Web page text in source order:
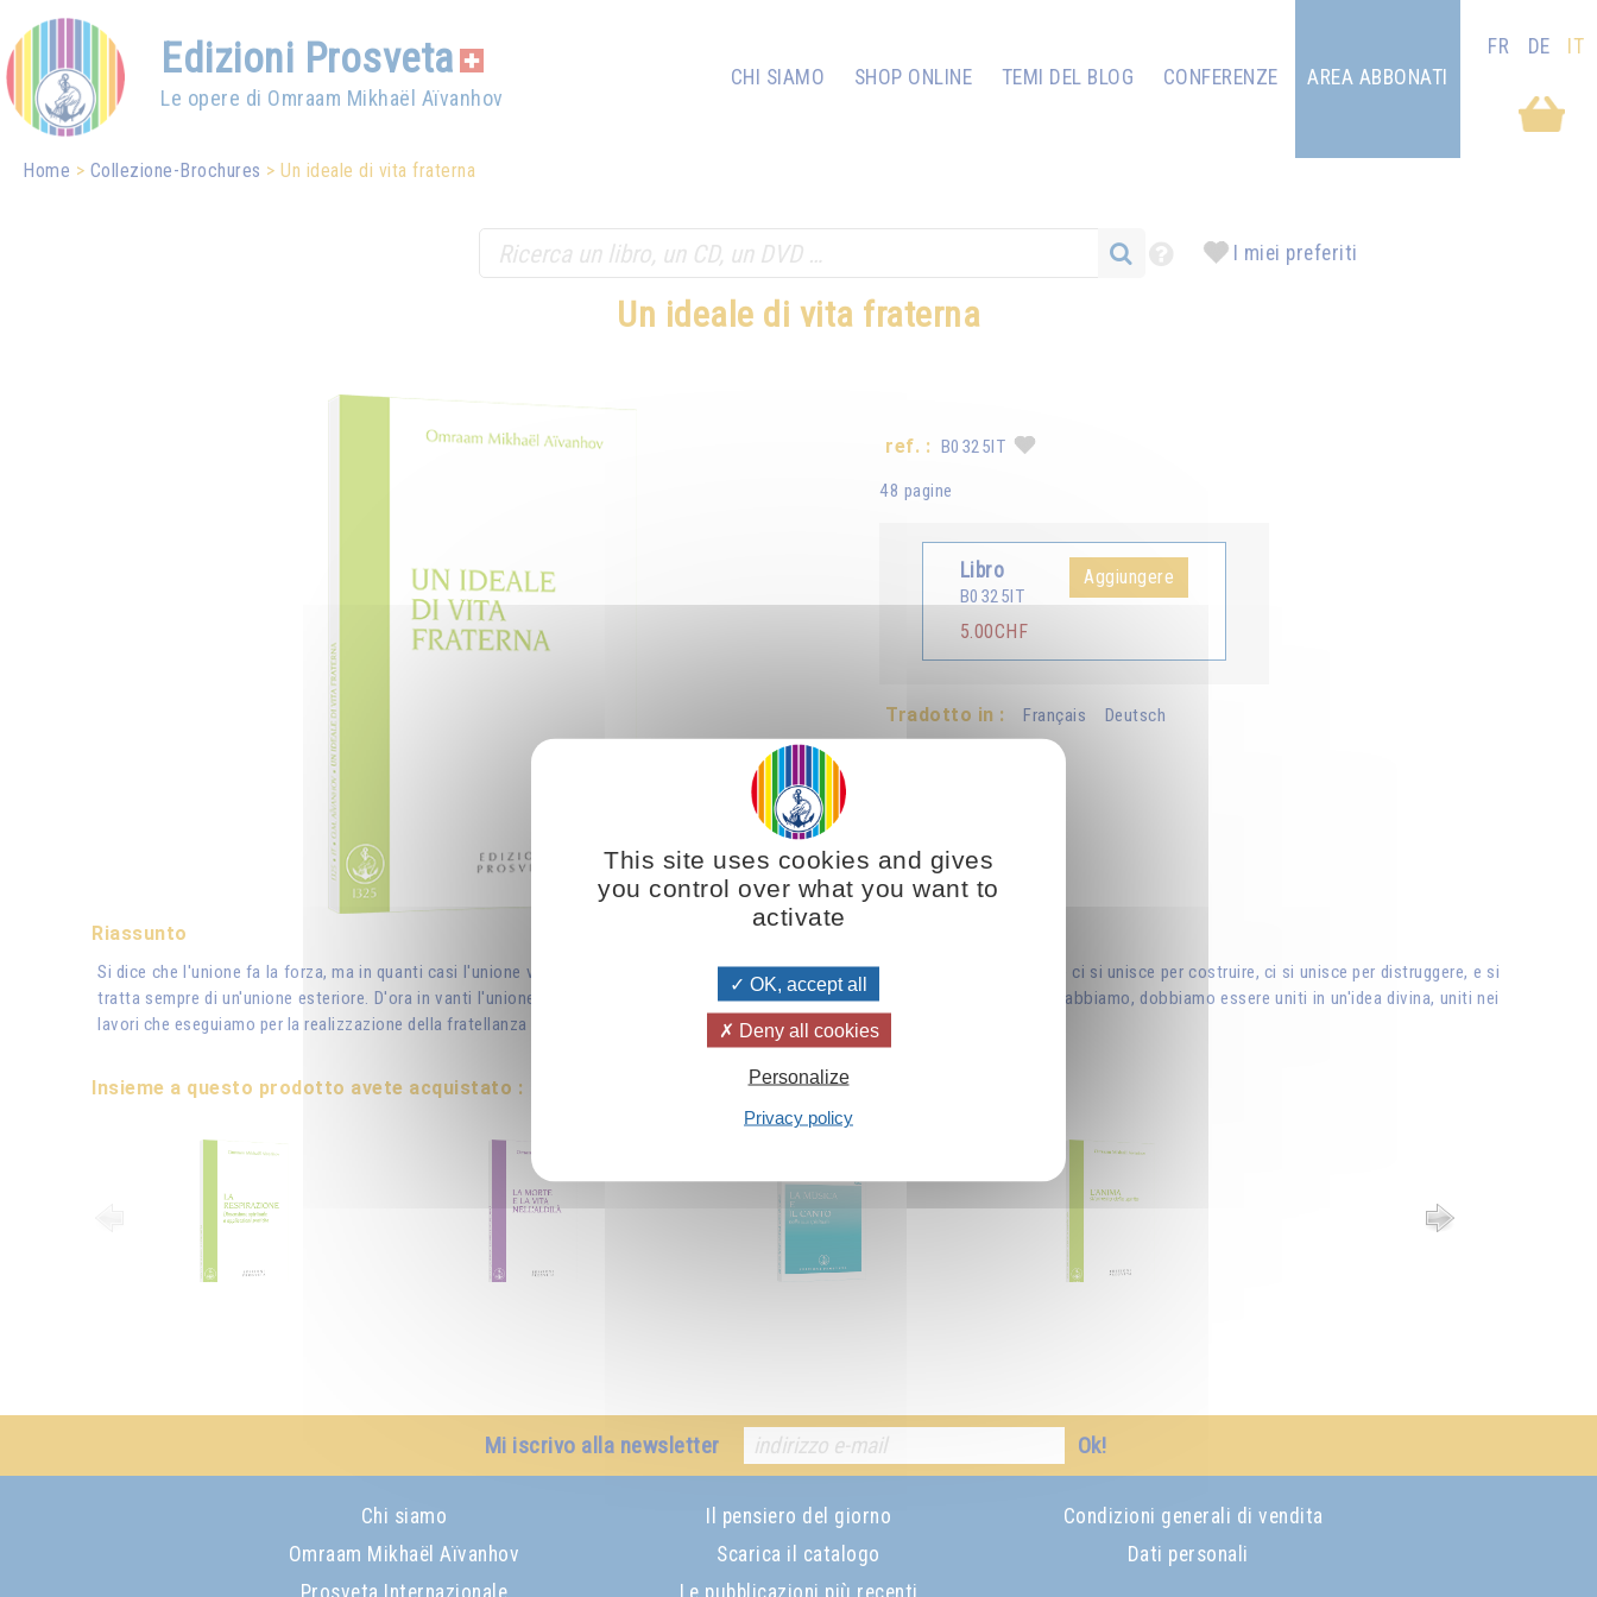
Edizioni Prosveta
Le opere di Omraam Mikhaël Aïvanhov
CHI SIAMO SHOP ONLINE TEMI DEL BLOG CONFERENZE AREA ABBONATI
FR DE IT
Home Collezione-Brochures Un ideale di vita fraterna
I miei preferiti
Un ideale di vita fraterna
ref. : B0325IT
48 pagine
Libro
B0325IT
5.00CHF
Aggiungere
Tradotto in : Français Deutsch
Riassunto
Si dice che l'unione fa la forza, ma in quanti casi l'unione viene compresa solo esteriormente! In campo sociale, politico o militare ci si unisce per costruire, ci si unisce per distruggere, e si
tratta sempre di un'unione esteriore. D'ora in vanti l'unione va compresa interiormente. Noi dobbiamo essere uniti nell'ideale che abbiamo, dobbiamo essere uniti in un'idea divina, uniti nei
lavori che eseguiamo per la realizzazione della fratellanza nel mondo.
Insieme a questo prodotto avete acquistato :
Mi iscrivo alla newsletter Ok!
Chi siamo
Omraam Mikhaël Aïvanhov
Prosveta Internazionale
Il pensiero del giorno
Scarica il catalogo
Le pubblicazioni più recenti
Condizioni generali di vendita
Dati personali
This site uses cookies and gives
you control over what you want to
activate
OK, accept all
Deny all cookies
Personalize
Privacy policy